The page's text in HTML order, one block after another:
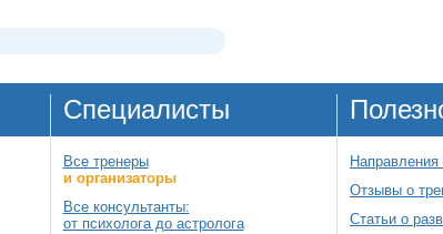
Специалисты
Все тренеры
и организаторы
Все консультанты:
от психолога до астролога
Направления
Отзывы о
Статьи о